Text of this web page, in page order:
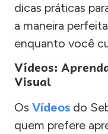
dicas práticas
a maneira
enquanto você
Vídeos:
Visual
Os Vídeos do
quem prefere